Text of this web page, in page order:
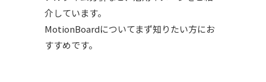
介しています。
MotionBoardについてまず知りたい方にお
すすめです。